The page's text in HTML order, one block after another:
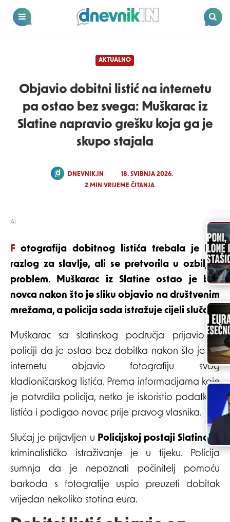
Dnevnik.in
AI
AKTUALNO
Objavio dobitni listić na internetu
pa ostao bez svega: Muškarac iz
Slatine napravio grešku koja ga je
skupo stajala
POSTED
DNEVNIK.IN
18. SVIBNJA 2026.
2 MIN VRIJEME ČITANJA
Fotografija dobitnog listića trebala je biti
razlog za slavlje, ali se pretvorila u ozbiljan
problem. Muškarac iz Slatine ostao je bez
novca nakon što je sliku objavio na društvenim
mrežama, a policija sada istražuje cijeli slučaj.
Muškarac sa slatinskog područja prijavio je
policiji da je ostao bez dobitka nakon što je na
internetu objavio fotografiju svog
kladioničarskog listića. Prema informacijama koje
je potvrdila policija, netko je iskoristio podatke s
listića i podigao novac prije pravog vlasnika.
Slučaj je prijavljen u Policijskoj postaji Slatina, a
kriminalističko istraživanje je u tijeku. Policija
sumnja da je nepoznati počinitelj pomoću
barkoda s fotografije uspio preuzeti dobitak
vrijedan nekoliko stotina eura.